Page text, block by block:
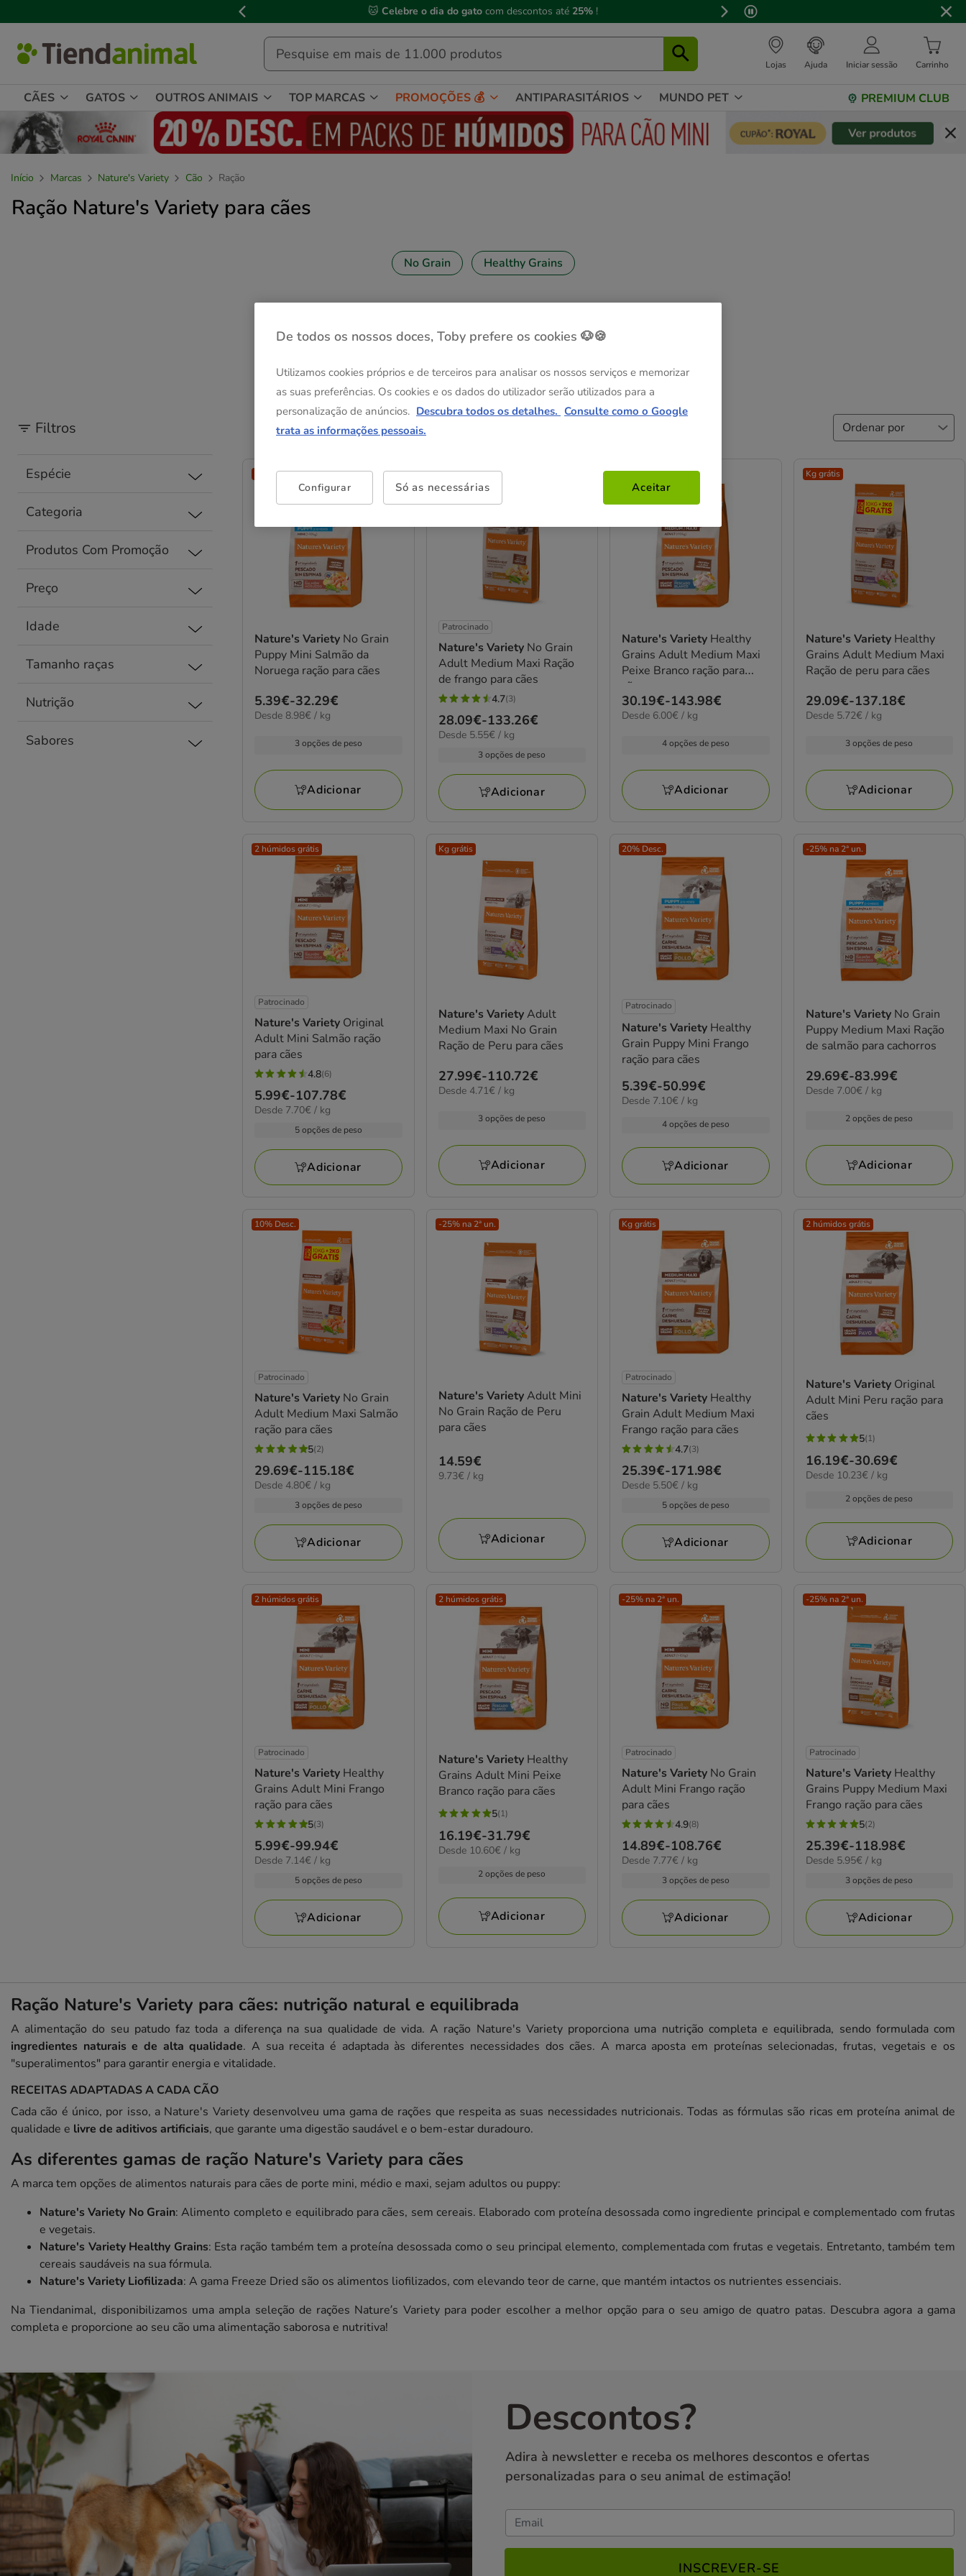
de
mensagem,
📅 Compre até às13h00 e receba a sua encomenda nopróximo dia útil
Lojas Ajuda Iniciar sessão Carrinho
CÃES GATOS OUTROS ANIMAIS TOP MARCAS PROMOÇÕES 💰 ANTIPARASITÁRIOS MUNDO PET PREMIUM CLUB
Início Marcas Nature's Variety Cão Ração
Ração Nature's Variety para cães
No Grain Healthy Grains
Filtros
Espécie
Categoria
Produtos Com Promoção
Preço
Idade
Tamanho raças
Nutrição
Sabores
16 Resultados
-25% na 2ª un.
Nature's Variety No Grain
Puppy Mini Salmão da
Noruega ração para cães
Preço
de
32.29€
5.39€-32.29€
8.98€
Desde 8.98€ / kg
3 opções de peso
Adicionar
Kg grátis
Patrocinado
Nature's Variety No Grain
Adult Medium Maxi Ração
de frango para cães
4.7
estrelas
com
avaliações
4.7(3)
Preço
de
133.26€
28.09€-133.26€
5.55€
Desde 5.55€ / kg
3 opções de peso
Adicionar
Kg grátis
Nature's Variety Healthy
Grains Adult Medium Maxi
Peixe Branco ração para
cães
Preço
de
143.98€
30.19€-143.98€
6.00€
Desde 6.00€ / kg
4 opções de peso
Adicionar
Kg grátis
Nature's Variety Healthy
Grains Adult Medium Maxi
Ração de peru para cães
Preço
de
137.18€
29.09€-137.18€
5.72€
Desde 5.72€ / kg
3 opções de peso
Adicionar
2 húmidos grátis
Patrocinado
Nature's Variety Original
Adult Mini Salmão ração
para cães
4.8
estrelas
com
avaliações
4.8(6)
Preço
de
107.78€
5.99€-107.78€
7.70€
Desde 7.70€ / kg
5 opções de peso
Adicionar
Kg grátis
Nature's VarietyAdult
Medium Maxi No Grain
Ração de Peru para cães
Preço
de
110.72€
27.99€-110.72€
4.71€
Desde 4.71€ / kg
3 opções de peso
Adicionar
20% Desc.
Patrocinado
Nature's Variety Healthy
Grain Puppy Mini Frango
ração para cães
Preço
de
50.99€
5.39€-50.99€
7.10€
Desde 7.10€ / kg
4 opções de peso
Adicionar
-25% na 2ª un.
Nature's Variety No Grain
Puppy Medium Maxi Ração
de salmão para cachorros
Preço
de
83.99€
29.69€-83.99€
7.00€
Desde 7.00€ / kg
2 opções de peso
Adicionar
10% Desc.
Patrocinado
Nature's Variety No Grain
Adult Medium Maxi Salmão
ração para cães
5
estrelas
com
avaliações
5(2)
Preço
de
115.18€
29.69€-115.18€
4.80€
Desde 4.80€ / kg
3 opções de peso
Adicionar
-25% na 2ª un.
Nature's VarietyAdult Mini
No Grain Ração de Peru
para cães
Preço
14.59€
14.59€
9.73€
9.73€ / kg
Adicionar
Kg grátis
Patrocinado
Nature's Variety Healthy
Grain Adult Medium Maxi
Frango ração para cães
4.7
estrelas
com
avaliações
4.7(3)
Preço
de
171.98€
25.39€-171.98€
5.50€
Desde 5.50€ / kg
5 opções de peso
Adicionar
2 húmidos grátis
Nature's Variety Original
Adult Mini Peru ração para
cães
5
estrelas
com
5(1)
Preço
de
30.69€
16.19€-30.69€
10.23€
Desde 10.23€ / kg
2 opções de peso
Adicionar
2 húmidos grátis
Patrocinado
Nature's Variety Healthy
Grains Adult Mini Frango
ração para cães
5
estrelas
com
avaliações
5(3)
Preço
de
99.94€
5.99€-99.94€
7.14€
Desde 7.14€ / kg
5 opções de peso
Adicionar
2 húmidos grátis
Nature's Variety Healthy
Grains Adult Mini Peixe
Branco ração para cães
5
estrelas
com
5(1)
Preço
de
31.79€
16.19€-31.79€
10.60€
Desde 10.60€ / kg
2 opções de peso
Adicionar
-25% na 2ª un.
Patrocinado
Nature's Variety No Grain
Adult Mini Frango ração
para cães
4.9
estrelas
com
avaliações
4.9(8)
Preço
de
108.76€
14.89€-108.76€
7.77€
Desde 7.77€ / kg
3 opções de peso
Adicionar
-25% na 2ª un.
Patrocinado
Nature's Variety Healthy
Grains Puppy Medium Maxi
Frango ração para cães
5
estrelas
com
avaliações
5(2)
Preço
de
118.98€
25.39€-118.98€
5.95€
Desde 5.95€ / kg
3 opções de peso
Adicionar
Ração Nature's Variety para cães: nutrição natural e equilibrada
A alimentação do seu patudo faz toda a diferença na sua qualidade de vida. A ração Nature's Variety proporciona uma nutrição completa e equilibrada, sendo formulada com
ingredientes naturais e de alta qualidade. A sua receita é adaptada às diferentes necessidades dos cães. A marca aposta em proteínas selecionadas, frutas, vegetais e os
"superalimentos" para garantir energia e vitalidade.
RECEITAS ADAPTADAS A CADA CÃO
Cada cão é único, por isso, a Nature's Variety desenvolveu uma gama de rações que respeita as suas necessidades nutricionais. Todas as fórmulas são ricas em proteína animal de
qualidade e livre de aditivos artificiais, que garante uma digestão saudável e o bem-estar duradouro.
As diferentes gamas de ração Nature's Variety para cães
A marca tem opções de alimentos naturais para cães de porte mini, médio e maxi, sejam adultos ou puppy:
Nature's Variety No Grain: Alimento completo e equilibrado para cães, sem cereais. Elaborado com proteína desossada como ingrediente principal e complementado com frutas
e vegetais.
Nature's Variety Healthy Grains: Esta ração também tem a proteína desossada como o seu principal elemento, complementada com frutas e vegetais. Entretanto, também tem
cereais saudáveis na sua fórmula.
Nature's Variety Liofilizada: A gama Freeze Dried são os alimentos liofilizados, com elevando teor de carne, que mantém intactos os nutrientes essenciais.
Na Tiendanimal, disponibilizamos uma ampla seleção de rações Nature’s Variety para poder escolher a melhor opção para o seu amigo de quatro patas. Descubra agora a gama
completa e proporcione ao seu cão uma alimentação saborosa e nutritiva!
Descontos?
Adira à newsletter e receba os melhores descontos e ofertas
personalizadas para o seu animal de estimação!
INSCREVER-SE
De todos os nossos doces, Toby prefere os cookies 🐶🍪
Utilizamos cookies próprios e de terceiros para analisar os nossos serviços e memorizar
as suas preferências. Os cookies e os dados do utilizador serão utilizados para a
personalização de anúncios. Descubra todos os detalhes. Consulte como o Google
trata as informações pessoais.
Configurar Só as necessárias Aceitar